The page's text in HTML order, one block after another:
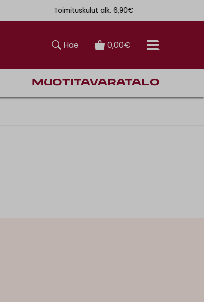
Toimituskulut alk. 6,90€
Hae 0,00€
Muotitavaratalo